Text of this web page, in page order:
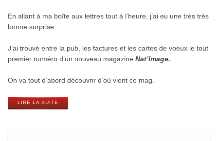
En allant à ma boîte aux lettres tout à l’heure, j’ai eu une très très
bonne surprise.
J’ai trouvé entre la pub, les factures et les cartes de voeux le tout
premier numéro d’un nouveau magazine Nat’Image.
On va tout d’abord découvrir d’où vient ce mag.
LIRE LA SUITE